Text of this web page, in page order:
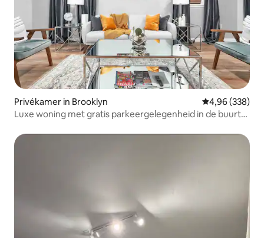
Privékamer in Brooklyn Gemiddelde
4,96 (338)
Luxe woning met gratis parkeergelegenheid in de buurt